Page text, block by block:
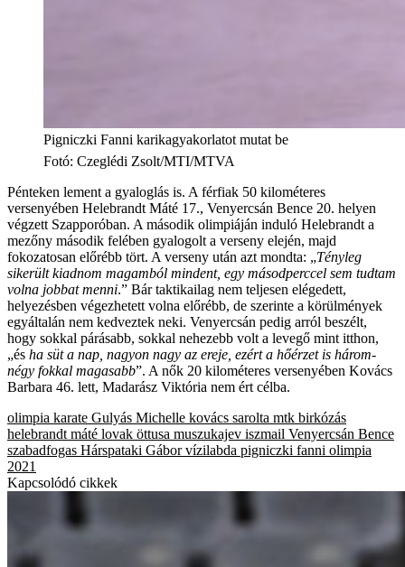
Pigniczki Fanni karikagyakorlatot mutat be
Fotó: Czeglédi Zsolt/MTI/MTVA
Pénteken lement a gyaloglás is. A férfiak 50 kilométeres
versenyében Helebrandt Máté 17., Venyercsán Bence 20. helyen
végzett Szapporóban. A második olimpiáján induló Helebrandt a
mezőny második felében gyalogolt a verseny elején, majd
fokozatosan előrébb tört. A verseny után azt mondta: „Tényleg
sikerült kiadnom magamból mindent, egy másodperccel sem tudtam
volna jobbat menni.” Bár taktikailag nem teljesen elégedett,
helyezésben végezhetett volna előrébb, de szerinte a körülmények
egyáltalán nem kedveztek neki. Venyercsán pedig arról beszélt,
hogy sokkal párásabb, sokkal nehezebb volt a levegő mint itthon,
„és ha süt a nap, nagyon nagy az ereje, ezért a hőérzet is három-
négy fokkal magasabb”. A nők 20 kilométeres versenyében Kovács
Barbara 46. lett, Madarász Viktória nem ért célba.
olimpia karate Gulyás Michelle kovács sarolta mtk birkózás
helebrandt máté lovak öttusa muszukajev iszmail Venyercsán Bence
szabadfogas Hárspataki Gábor vízilabda pigniczki fanni olimpia
2021
Kapcsolódó cikkek